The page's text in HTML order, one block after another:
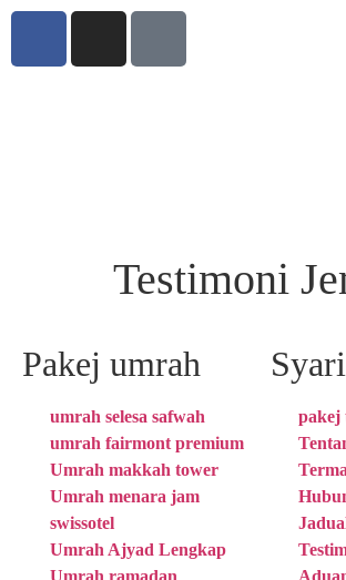
Testimoni
Pakej umrah
umrah selesa safwah
umrah fairmont premium
Umrah makkah tower
Umrah menara jam
swissotel
Umrah Ajyad Lengkap
Umrah ramadan
pakej